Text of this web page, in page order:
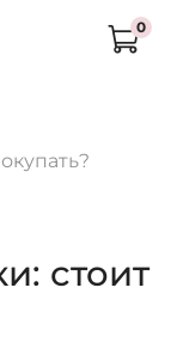
0
стоит